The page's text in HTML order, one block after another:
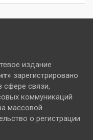
издание
зарегистрировано
связи,
коммуникаций
массовой
о регистрации